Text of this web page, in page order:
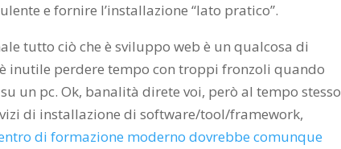
e fornire l’installazione “lato pratico”.
tutto ciò che è sviluppo web è un qualcosa di
inutile perdere tempo con troppi fronzoli quando
un pc. Ok, banalità direte voi, però al tempo stesso
di installazione di software/tool/framework,
di formazione moderno dovrebbe comunque